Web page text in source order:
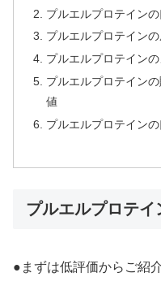
プルエルプロテイン
プルエルプロテイン
プルエルプロテイン
プルエルプロテイン
値
プルエルプロテイン
プルエルプロテ
●まずは低評価からご紹